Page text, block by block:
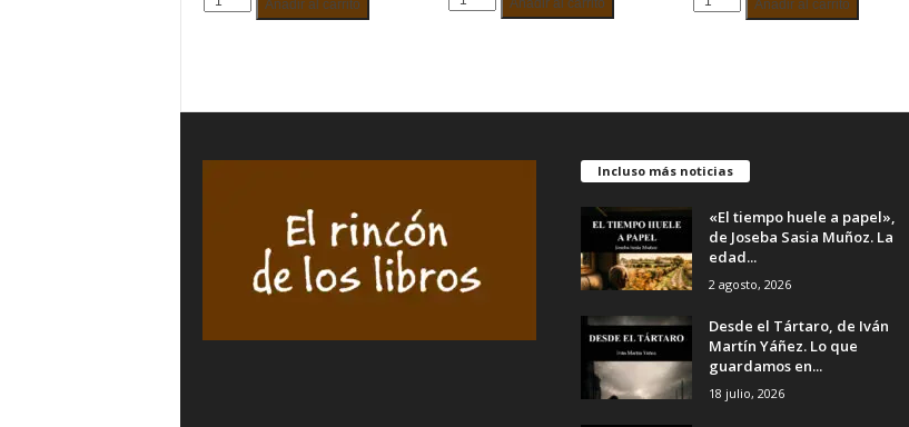
GEOMETRÍA
Nuria
DE
Añadir al carrito
MOVEDIZAS
cantidad
Añadir al carrito
SUÁREZ
cantidad
Añadir al carrito
Incluso más noticias
«El tiempo huele a papel»,
de Joseba Sasia Muñoz. La
edad...
2 agosto, 2026
Desde el Tártaro, de Iván
Martín Yáñez. Lo que
guardamos en...
18 julio, 2026